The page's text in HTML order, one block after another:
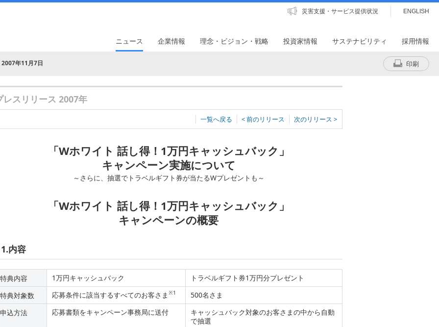
災害支援・サービス提供状況 ENGLISH
ニュース 企業情報 理念・ビジョン・戦略 投資家情報 サステナビリティ 採用情報
2007年11月7日 印刷
レスリリース 2007年
一覧へ戻る < 前のリリース 次のリリース >
「Wホワイト 話し得！1万円キャッシュバック」
キャンペーン実施について
～さらに、抽選でトラベルギフト券が当たるWプレゼントも～
「Wホワイト 話し得！1万円キャッシュバック」
キャンペーンの概要
1.内容
特典内容 1万円キャッシュバック
トラベルギフト券1万円分プレゼント
特典対象数
応募条件に該当するすべてのお客さま ※1
500名さま
申込方法
応募書類をキャンペーン事務局に送付
キャッシュバック対象のお客さまの中から自動
で抽選